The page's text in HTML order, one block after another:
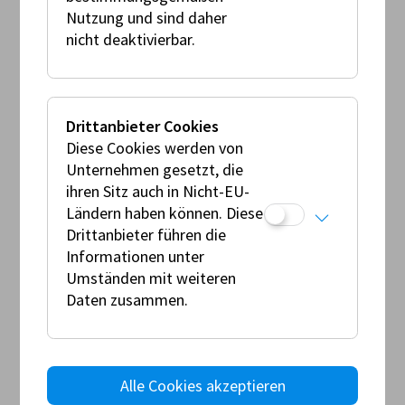
Lizenz gespeichert, darüber hinaus werden diese
unbedingt notwendigen Daten aufgrund der
anwendbaren gesetzlichen Bestimmungen bzw
Aufbewahrungspflichten (UGB, ABGB etc) nach
Ende der Lizenz gespeichert. Im Lizenzprogramm
der AMF werden die genannten Daten bzw
Datensätze zum Zwecke der Dokumentation der
Lizenzkategorie archiviert.
Ich nehme weiters zur Kenntnis, dass ich gegenüber
dem ÖAMTC in seiner Funktion als AMF, ein Recht
auf Auskunft über die mich betreffenden
personenbezogenen Daten, auf Berichtigung,
Löschung, Einschränkung der Verarbeitung,
Widerspruch gegen die Verarbeitung sowie auf
Datenübertragbarkeit und jederzeitigen Widerruf
jederzeit das Recht, hinsichtlich der Verarbeitung
meiner personenbezogenen Daten Beschwerde bei
Nutzung und sind daher
nicht deaktivierbar.
Drittanbieter Cookies
Diese Cookies werden von
Unternehmen gesetzt, die
ihren Sitz auch in Nicht-EU-
Ländern haben können. Diese
Drittanbieter führen die
Informationen unter
Umständen mit weiteren
Daten zusammen.
Alle Cookies akzeptieren